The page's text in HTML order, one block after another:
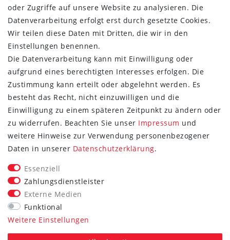
FOLGE SIE UNS
Vertrag widerrufen
*Alle Preise inkl. gesetzlicher MwSt. zzgl. Versand.
oder Zugriffe auf unsere Website zu analysieren. Die
Datenverarbeitung erfolgt erst durch gesetzte Cookies.
Wir teilen diese Daten mit Dritten, die wir in den
Einstellungen benennen.
Die Datenverarbeitung kann mit Einwilligung oder
aufgrund eines berechtigten Interesses erfolgen. Die
Zustimmung kann erteilt oder abgelehnt werden. Es
besteht das Recht, nicht einzuwilligen und die
Einwilligung zu einem späteren Zeitpunkt zu ändern oder
zu widerrufen. Beachten Sie unser Impressum und
weitere Hinweise zur Verwendung personenbezogener
Daten in unserer Daten­schutz­erklärung.
Essenziell
Zahlungsdienstleister
Externe Medien
Funktional
Weitere Einstellungen